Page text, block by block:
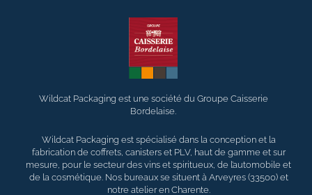
Wildcat Packaging est spécialisé dans la conception et la
fabrication de coffrets, canisters et PLV, haut de gamme et sur
mesure, pour le secteur des vins et spiritueux, de l’automobile et
de la cosmétique. Nos bureaux se situent à Arveyres (33500) et
notre atelier en Charente.
Wildcat Packaging est une société du Groupe Caisserie
Bordelaise.